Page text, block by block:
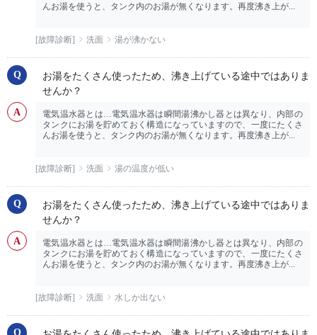
んお湯を使うと、タンク内のお湯が無くなります。再度沸き上が...
[故障診断] 洗面 湯が沸かない
お湯をたくさん使ったため、沸き上げている途中ではありま
せんか？
電気温水器とは…電気温水器は瞬間湯沸かし器とは異なり、内部の
タンクにお湯を貯めておく構造になっていますので、一度にたくさ
んお湯を使うと、タンク内のお湯が無くなります。再度沸き上が...
[故障診断] 洗面 湯の温度が低い
お湯をたくさん使ったため、沸き上げている途中ではありま
せんか？
電気温水器とは…電気温水器は瞬間湯沸かし器とは異なり、内部の
タンクにお湯を貯めておく構造になっていますので、一度にたくさ
んお湯を使うと、タンク内のお湯が無くなります。再度沸き上が...
[故障診断] 洗面 水しか出ない